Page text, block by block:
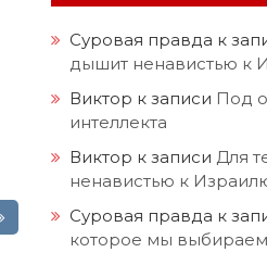
Суровая правда к
дышит ненавистью к
Виктор к записи Под
интеллекта
Виктор к записи Для
ненавистью к
Суровая правда к
которое мы выбираем